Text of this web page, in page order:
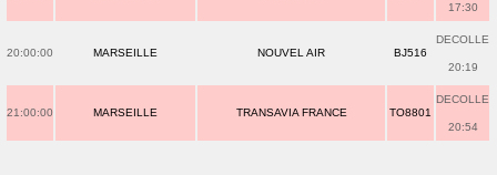
17:30
20:00:00 MARSEILLE NOUVEL AIR BJ516
DECOLLE
20:19
21:00:00 MARSEILLE TRANSAVIA FRANCE TO8801
DECOLLE
20:54